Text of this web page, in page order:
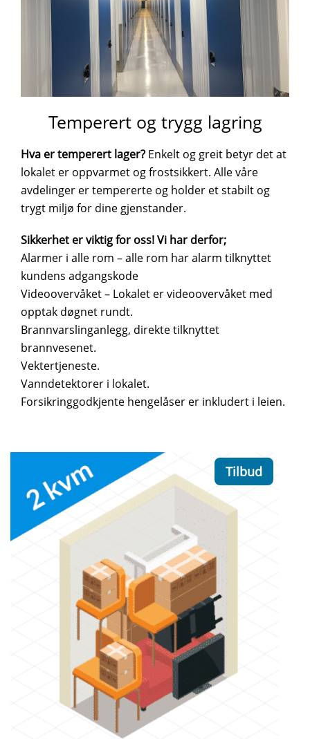
Temperert og trygg lagring
Hva er temperert lager? Enkelt og greit betyr det at
lokalet er oppvarmet og frostsikkert. Alle våre
avdelinger er tempererte og holder et stabilt og
trygt miljø for dine gjenstander.
Sikkerhet er viktig for oss! Vi har derfor;
Alarmer i alle rom – alle rom har alarm tilknyttet
kundens adgangskode
Videoovervåket – Lokalet er videoovervåket med
opptak døgnet rundt.
Brannvarslinganlegg, direkte tilknyttet
brannvesenet.
Vektertjeneste.
Vanndetektorer i lokalet.
Forsikringgodkjente hengelåser er inkludert i leien.
Tilbud